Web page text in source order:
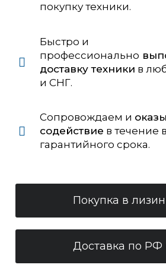
покупку техники.
Быстро и
профессионально
доставку техники в
и СНГ.
Сопровождаем и
содействие в течение
гарантийного срока.
Покупка в
Доставка по РФ